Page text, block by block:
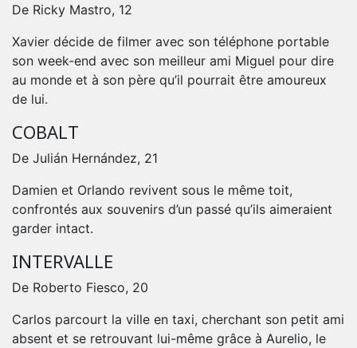
De Ricky Mastro, 12
Xavier décide de filmer avec son téléphone portable
son week-end avec son meilleur ami Miguel pour dire
au monde et à son père qu’il pourrait être amoureux
de lui.
COBALT
De Julián Hernández, 21
Damien et Orlando revivent sous le même toit,
confrontés aux souvenirs d’un passé qu’ils aimeraient
garder intact.
INTERVALLE
De Roberto Fiesco, 20
Carlos parcourt la ville en taxi, cherchant son petit ami
absent et se retrouvant lui-même grâce à Aurelio, le